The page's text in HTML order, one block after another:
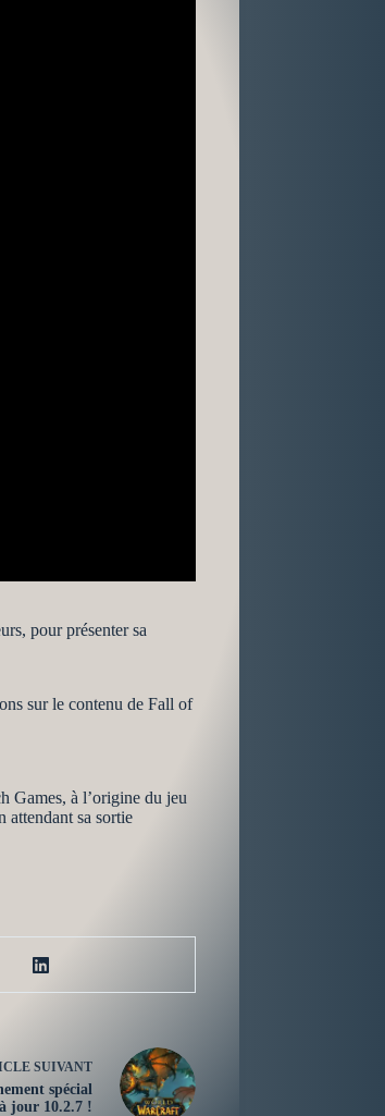
pour présenter sa
sur le contenu de Fall of
Games, à l’origine du jeu
attendant sa sortie
SUIVANT
spécial
jour 10.2.7 !